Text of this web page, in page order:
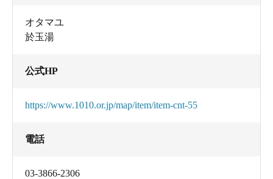
オタマユ
於玉湯
公式HP
https://www.1010.or.jp/map/item/item-cnt-55
電話
03-3866-2306